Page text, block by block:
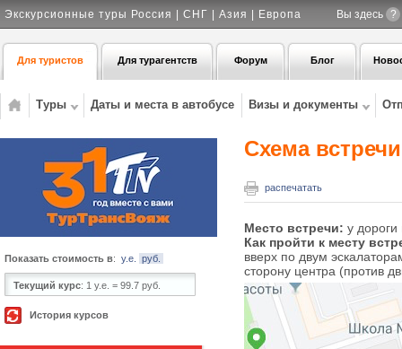
Экскурсионные туры Россия | СНГ | Азия | Европа Вы здесь ?
Для туристов Для турагентств Форум Блог
Туры Даты и места в автобусе Визы и документы
Показать стоимость в: у.е. руб.
Текущий курс: 1 у.е. = 99.7 руб.
История курсов
Схема
распечатать
Место встречи: у
Как пройти к месту
вверх по двум
сторону центра (против